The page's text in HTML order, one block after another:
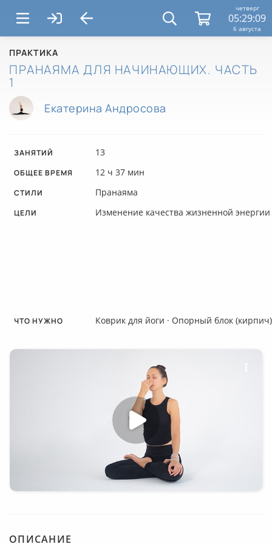
четверг
05:29:10
6 августа
ПРАКТИКА
ПРАНАЯМА ДЛЯ НАЧИНАЮЩИХ. ЧАСТЬ
1
Екатерина Андросова
ЗАНЯТИЙ 13
ОБЩЕЕ ВРЕМЯ 12 ч 37 мин
CТИЛИ Пранаяма
ЦЕЛИ Изменение качества жизненной энергии
ЧТО НУЖНО Коврик для йоги · Опорный блок
ОПИСАНИЕ